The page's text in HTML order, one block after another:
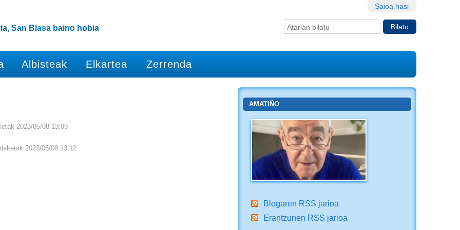
Saioa hasi
Bilatu atarian
San Blasa baino hobia
Albisteak Elkartea Zerrenda
2023/05/08 13:09
2023/05/08 13:12
AMATIÑO
Blogaren RSS jarioa
Erantzunen RSS jarioa